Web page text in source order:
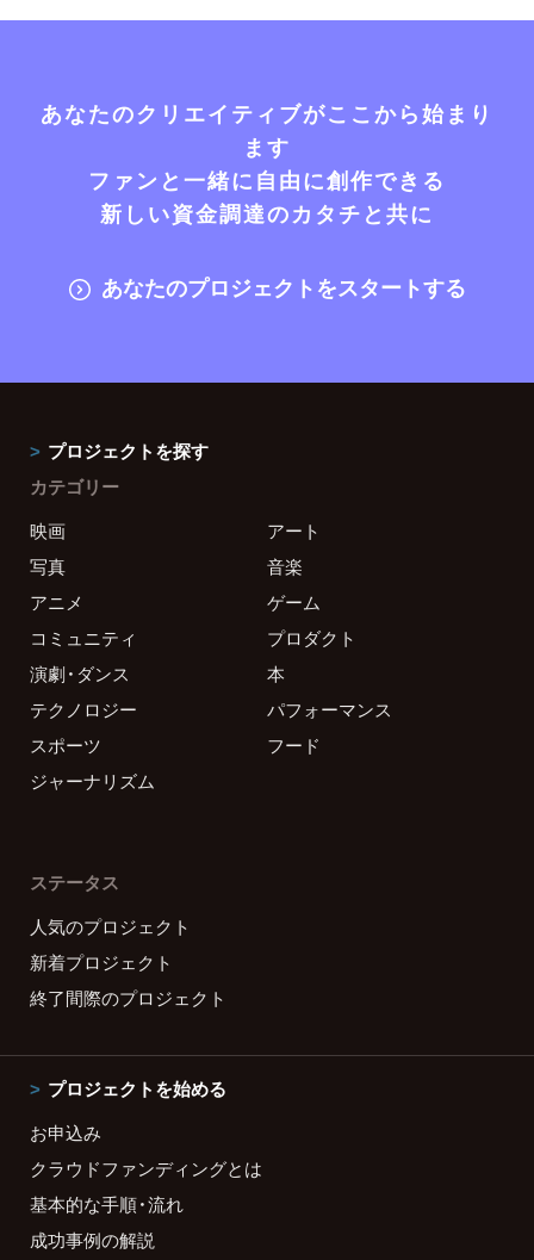
あなたのクリエイティブがここから始まり
ます
ファンと一緒に自由に創作できる
新しい資金調達のカタチと共に
あなたのプロジェクトをスタートする
プロジェクトを探す
カテゴリー
映画
アート
写真
音楽
アニメ
ゲーム
コミュニティ
プロダクト
演劇・ダンス
本
テクノロジー
パフォーマンス
スポーツ
フード
ジャーナリズム
ステータス
人気のプロジェクト
新着プロジェクト
終了間際のプロジェクト
プロジェクトを始める
お申込み
クラウドファンディングとは
基本的な手順・流れ
成功事例の解説